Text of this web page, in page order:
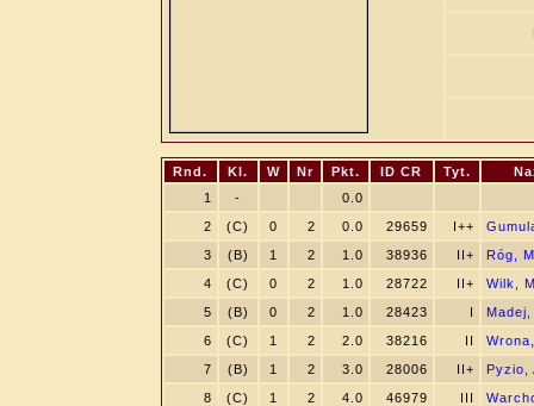
Rnd. Kl. W Nr Pkt. ID CR Tyt.
1
-
0.0
2
(C) 0 2 0.0 29659 I++
3
(B) 1 2 1.0 38936 II+
Róg,
4
(C) 0 2 1.0 28722 II+
Wilk,
5
(B) 0 2 1.0 28423 I
6
(C) 1 2 2.0 38216 II
7
(B) 1 2 3.0 28006 II+
Pyzio,
8
(C) 1 2 4.0 46979 III